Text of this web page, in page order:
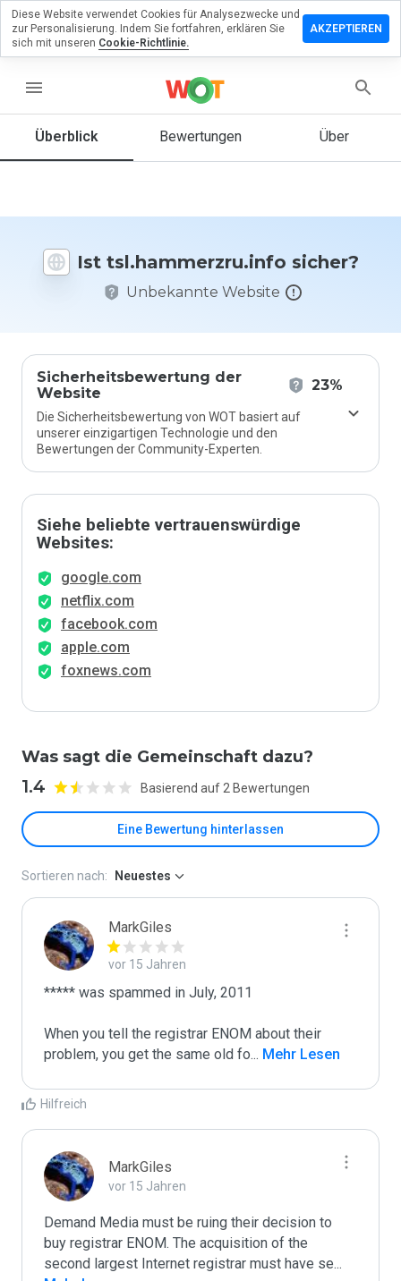
menu
Überblick Bewertungen Über
Ist tsl.hammerzru.info sicher?
Unbekannte Website
Sicherheitsbewertung der
Website
23%
Die Sicherheitsbewertung von WOT basiert auf
unserer einzigartigen Technologie und den
Bewertungen der Community-Experten.
Siehe beliebte vertrauenswürdige
Websites:
google.com
netflix.com
facebook.com
apple.com
foxnews.com
Was sagt die Gemeinschaft dazu?
1.4 Basierend auf 2 Bewertungen
Eine Bewertung hinterlassen
Sie
Sie diese
auf einer
Skala von
1 bis 5
Sortieren nach: Neuestes
MarkGiles
vor 15 Jahren
***** was spammed in July, 2011
When you tell the registrar ENOM about their
problem, you get the same old fo... Mehr Lesen
Hilfreich
MarkGiles
vor 15 Jahren
Demand Media must be ruing their decision to
buy registrar ENOM. The acquisition of the
second largest Internet registrar must have se...
Diese Website verwendet Cookies für Analysezwecke und
zur Personalisierung. Indem Sie fortfahren, erklären Sie
sich mit unseren Cookie-Richtlinie.
AKZEPTIEREN